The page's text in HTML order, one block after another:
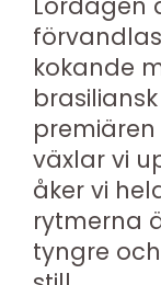
kokande
premiären
växlar vi
åker vi
rytmerna
tyngre